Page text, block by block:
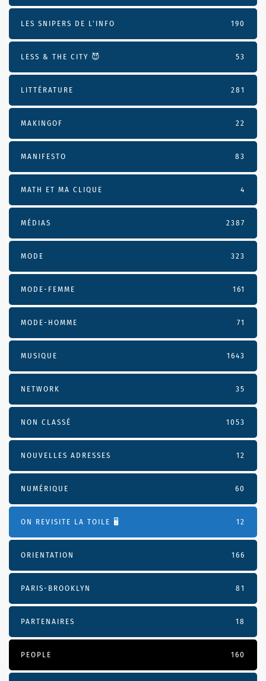
LES SNIPERS DE L’INFO 190
LESS & THE CITY 😈 53
LITTÉRATURE 281
MAKINGOF 22
MANIFESTO 83
MATH ET MA CLIQUE 4
MÉDIAS 2387
MODE 323
MODE-FEMME 161
MODE-HOMME 71
MUSIQUE 1643
NETWORK 35
NON CLASSÉ 1053
NOUVELLES ADRESSES 12
NUMÉRIQUE 60
ON REVISITE LA TOILE 🖥️ 12
ORIENTATION 166
PARIS-BROOKLYN 81
PARTENAIRES 18
PEOPLE 160